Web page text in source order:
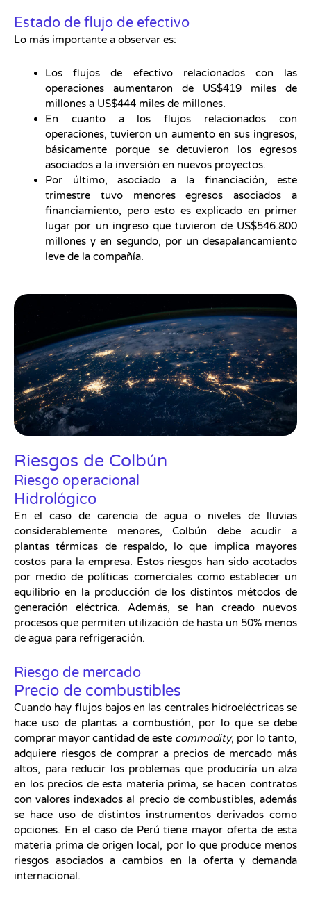
Estado de flujo de efectivo
Lo más importante a observar es:
Los flujos de efectivo relacionados con las
operaciones aumentaron de US$419 miles de
millones a US$444 miles de millones.
En cuanto a los flujos relacionados con
operaciones, tuvieron un aumento en sus ingresos,
básicamente porque se detuvieron los egresos
asociados a la inversión en nuevos proyectos.
Por último, asociado a la financiación, este
trimestre tuvo menores egresos asociados a
financiamiento, pero esto es explicado en primer
lugar por un ingreso que tuvieron de US$546.800
millones y en segundo, por un desapalancamiento
leve de la compañía.
Riesgos de Colbún
Riesgo operacional
Hidrológico
En el caso de carencia de agua o niveles de lluvias
considerablemente menores, Colbún debe acudir a
plantas térmicas de respaldo, lo que implica mayores
costos para la empresa. Estos riesgos han sido acotados
por medio de políticas comerciales como establecer un
equilibrio en la producción de los distintos métodos de
generación eléctrica. Además, se han creado nuevos
procesos que permiten utilización de hasta un 50% menos
de agua para refrigeración.
Riesgo de mercado
Precio de combustibles
Cuando hay flujos bajos en las centrales hidroeléctricas se
hace uso de plantas a combustión, por lo que se debe
comprar mayor cantidad de este commodity, por lo tanto,
adquiere riesgos de comprar a precios de mercado más
altos, para reducir los problemas que produciría un alza
en los precios de esta materia prima, se hacen contratos
con valores indexados al precio de combustibles, además
se hace uso de distintos instrumentos derivados como
opciones. En el caso de Perú tiene mayor oferta de esta
materia prima de origen local, por lo que produce menos
riesgos asociados a cambios en la oferta y demanda
internacional.